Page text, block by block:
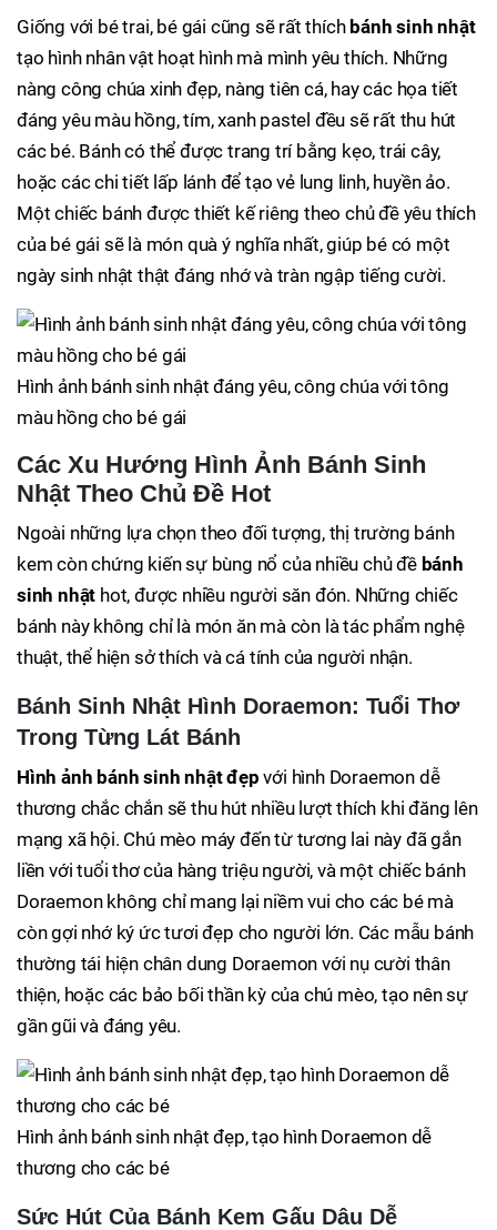
Giống với bé trai, bé gái cũng sẽ rất thích bánh sinh nhật
tạo hình nhân vật hoạt hình mà mình yêu thích. Những
nàng công chúa xinh đẹp, nàng tiên cá, hay các họa tiết
đáng yêu màu hồng, tím, xanh pastel đều sẽ rất thu hút
các bé. Bánh có thể được trang trí bằng kẹo, trái cây,
hoặc các chi tiết lấp lánh để tạo vẻ lung linh, huyền ảo.
Một chiếc bánh được thiết kế riêng theo chủ đề yêu thích
của bé gái sẽ là món quà ý nghĩa nhất, giúp bé có một
ngày sinh nhật thật đáng nhớ và tràn ngập tiếng cười.
Hình ảnh bánh sinh nhật đáng yêu, công chúa với tông
màu hồng cho bé gái
Các Xu Hướng Hình Ảnh Bánh Sinh
Nhật Theo Chủ Đề Hot
Ngoài những lựa chọn theo đối tượng, thị trường bánh
kem còn chứng kiến sự bùng nổ của nhiều chủ đề bánh
sinh nhật hot, được nhiều người săn đón. Những chiếc
bánh này không chỉ là món ăn mà còn là tác phẩm nghệ
thuật, thể hiện sở thích và cá tính của người nhận.
Bánh Sinh Nhật Hình Doraemon: Tuổi Thơ
Trong Từng Lát Bánh
Hình ảnh bánh sinh nhật đẹp với hình Doraemon dễ
thương chắc chắn sẽ thu hút nhiều lượt thích khi đăng lên
mạng xã hội. Chú mèo máy đến từ tương lai này đã gắn
liền với tuổi thơ của hàng triệu người, và một chiếc bánh
Doraemon không chỉ mang lại niềm vui cho các bé mà
còn gợi nhớ ký ức tươi đẹp cho người lớn. Các mẫu bánh
thường tái hiện chân dung Doraemon với nụ cười thân
thiện, hoặc các bảo bối thần kỳ của chú mèo, tạo nên sự
gần gũi và đáng yêu.
Hình ảnh bánh sinh nhật đẹp, tạo hình Doraemon dễ
thương cho các bé
Sức Hút Của Bánh Kem Gấu Dâu Dễ